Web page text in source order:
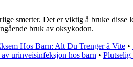
smerter. Det er viktig å bruke disse
bruk av oksykodon.
Hos Barn: Alt Du Trenger å Vite •
urinveisinfeksjon hos barn • Plutselig